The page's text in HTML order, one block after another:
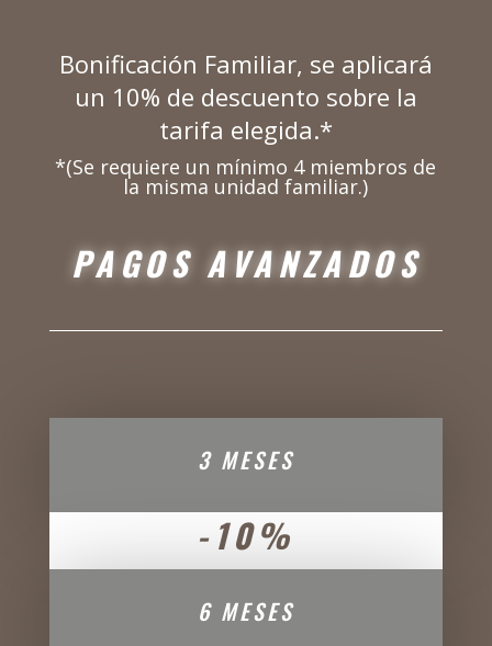
Bonificación Familiar, se aplicará
un 10% de descuento sobre la
tarifa elegida.*
*(Se requiere un mínimo 4 miembros de
la misma unidad familiar.)
PAGOS AVANZADOS
3 MESES
-10%
6 MESES